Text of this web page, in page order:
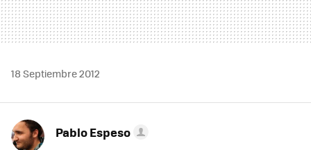
18 Septiembre 2012
Pablo Espeso